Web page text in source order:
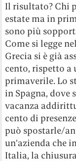
Il risultato? Chi
estate ma in
sono più
Come si legge
Grecia si è già
cento, rispetto a
primaverile. Lo
in Spagna,
vacanza
cento di
può spostarle/
un’azienda che
Italia, la